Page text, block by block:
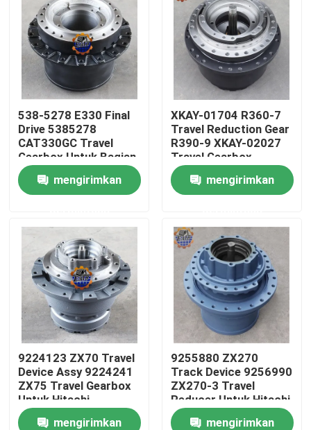
Rumah
Produk
Tentang kami
Tur Pabrik
Kontrol kualitas
538-5278 E330 Final
Drive 5385278
CAT330GC Travel
Gearbox Untuk Bagian
Excavator
mengirimkan
XKAY-01704 R360-7
Travel Reduction Gear
R390-9 XKAY-02027
Travel Gearbox
mengirimkan
9224123 ZX70 Travel
Device Assy 9224241
ZX75 Travel Gearbox
Untuk Hitachi
Excavator
mengirimkan
9255880 ZX270
Track Device 9256990
ZX270-3 Travel
Reducer Untuk Hitachi
Excavator
mengirimkan